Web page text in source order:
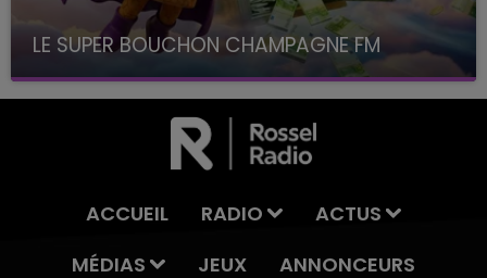
LE SUPER BOUCHON CHAMPAGNE FM
avec La Famille Champagne FM, à 8H10
ACCUEIL RADIO
ACTUS
MÉDIAS
JEUX ANNONCEURS